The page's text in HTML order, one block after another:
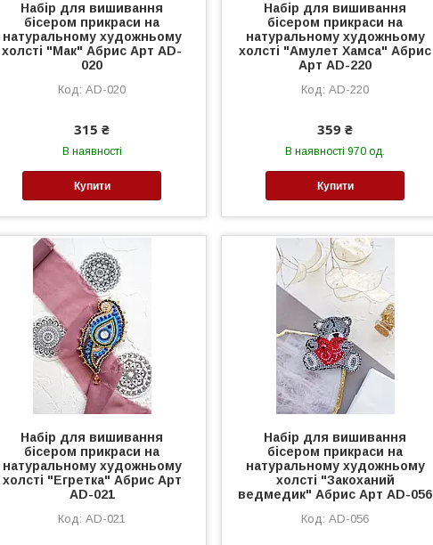
Набір для вишивання
бісером прикраси на
натуральному художньому
холсті "Мак" Абрис Арт AD-
020
AD-020
315 ₴
В наявності
Купити
Набір для вишивання
бісером прикраси на
натуральному художньому
холсті "Амулет Хамса" Абрис
Арт AD-220
AD-220
359 ₴
В наявності 970 од.
Купити
Набір для вишивання
бісером прикраси на
натуральному художньому
холсті "Егретка" Абрис Арт
AD-021
AD-021
Набір для вишивання
бісером прикраси на
натуральному художньому
холсті "Закоханий
ведмедик" Абрис Арт AD-056
AD-056